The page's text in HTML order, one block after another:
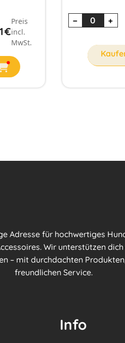
€
Preis
incl.
MwSt.
− +
Adresse für hochwertiges
Wir unterstützen
– mit durchdachten
freundlichen Service.
Info